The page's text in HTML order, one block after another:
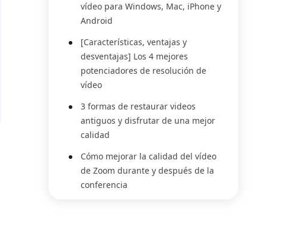
vídeo para Windows, Mac, iPhone y
Android
[Características, ventajas y
desventajas] Los 4 mejores
potenciadores de resolución de
vídeo
3 formas de restaurar videos
antiguos y disfrutar de una mejor
calidad
Cómo mejorar la calidad del vídeo
de Zoom durante y después de la
conferencia